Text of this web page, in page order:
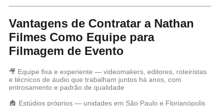
Vantagens de Contratar a Nathan
Filmes Como Equipe para
Filmagem de Evento
🎥 Equipe fixa e experiente — videomakers, editores, roteiristas
e técnicos de áudio que trabalham juntos há anos, com
entrosamento e padrão de qualidade
🏠 Estúdios próprios — unidades em São Paulo e Florianópolis